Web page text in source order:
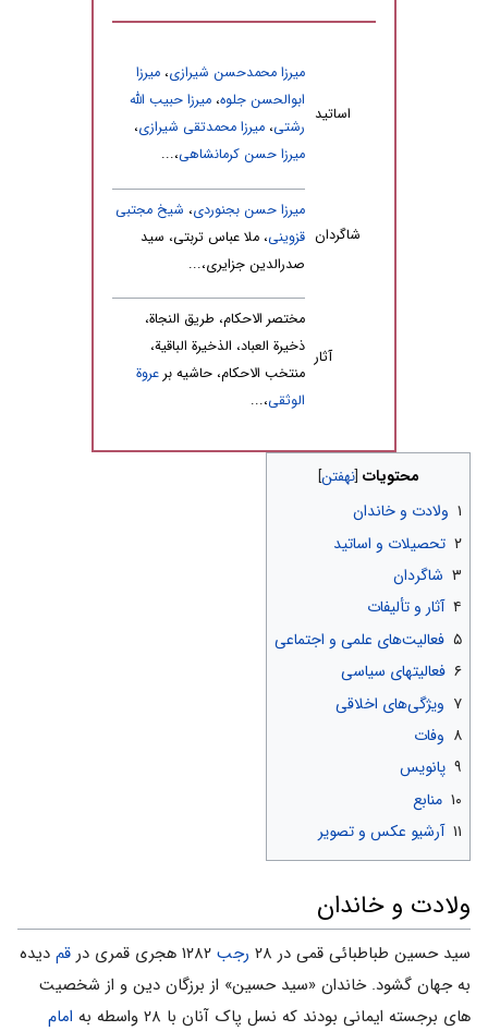
اساتید
میرزا محمدحسن شیرازی، میرزا
ابوالحسن جلوه، میرزا حبیب الله
رشتی، میرزا محمدتقی شیرازی،
میرزا حسن کرمانشاهی،...
شاگردان
میرزا حسن بجنوردی، شیخ مجتبی
قزوینی، ملا عباس تربتی، سید
صدرالدین جزایری،...
آثار
مختصر الاحکام، طریق النجاة،
ذخیرة العباد، الذخیرة الباقیة،
منتخب الاحکام، حاشیه بر عروة
الوثقی،...
محتویات
۱ ولادت و خاندان
۲ تحصیلات و اساتید
۳ شاگردان
۴ آثار و تألیفات
۵ فعالیت‌های علمی و اجتماعی
۶ فعالیتهای سیاسی
۷ ویژگی‌های اخلاقی
۸ وفات
۹ پانویس
۱۰ منابع
۱۱ آرشیو عکس و تصویر
ولادت و خاندان
سید حسین طباطبائی قمی در ۲۸ رجب قم دیده
به جهان گشود. خاندان «سید حسین» از برزگان دین و از شخصیت
های برجسته ایمانی بودند که نسل پاک آنان با ۲۸ واسطه به
امام